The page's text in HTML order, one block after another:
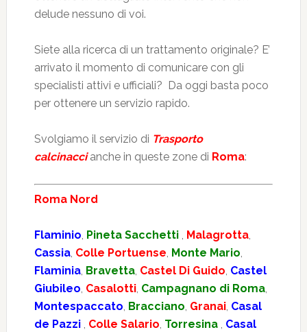
delude nessuno di voi.
Siete alla ricerca di un trattamento originale? E’
arrivato il momento di comunicare con gli
specialisti attivi e ufficiali? Da oggi basta poco
per ottenere un servizio rapido.
Svolgiamo il servizio di Trasporto
calcinaccianche in queste zone di Roma:
Roma Nord
Flaminio, Pineta Sacchetti , Malagrotta,
Cassia, Colle Portuense, Monte Mario,
Flaminia, Bravetta, Castel Di Guido, Castel
Giubileo, Casalotti, Campagnano di Roma,
Montespaccato, Bracciano, Granai, Casal
de Pazzi , Colle Salario, Torresina , Casal